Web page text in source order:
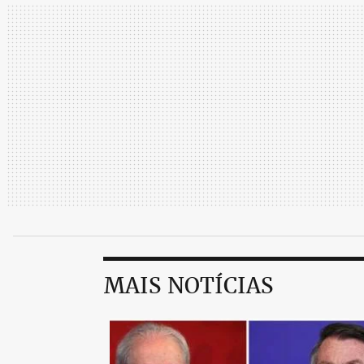
MAIS NOTÍCIAS